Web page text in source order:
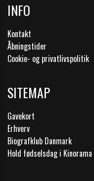
INFO
Kontakt
Åbningstider
Cookie- og privatlivspolitik
SITEMAP
Gavekort
Erhverv
Biografklub Danmark
Hold fødselsdag i Kinorama